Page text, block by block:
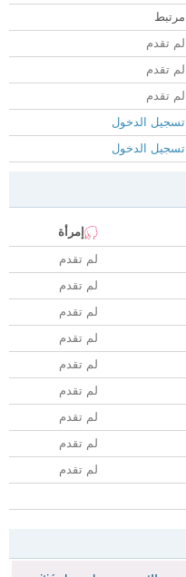
مرتبط
لم تقدم
لم تقدم
لم تقدم
تسجيل الدخول
تسجيل الدخول
إمرأة
لم تقدم
لم تقدم
لم تقدم
لم تقدم
لم تقدم
لم تقدم
لم تقدم
لم تقدم
لم تقدم